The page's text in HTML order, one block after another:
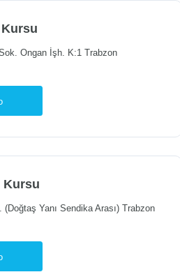
Ongan İşh. K:1 Trabzon
Kursu
Yanı Sendika Arası) Trabzon